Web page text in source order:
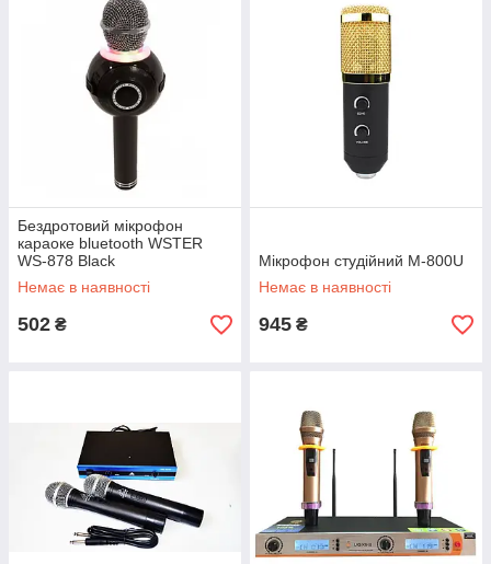
Бездротовий мікрофон
караоке bluetooth WSTER
WS-878 Black
Немає в наявності
502 ₴
Мікрофон студійний M-800U
Немає в наявності
945 ₴